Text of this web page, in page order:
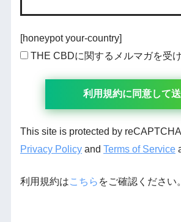
[honeypot your-country]
THE CBDに関するメルマガを受
This site is protected by
Privacy Policyand Terms of Service
利用規約はこちら をご確認ください。